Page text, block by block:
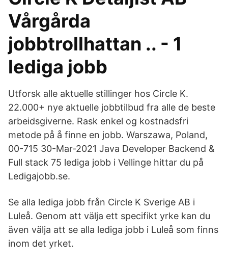
Vårgårda
jobbtrollhattan .. - 1
lediga jobb
Utforsk alle aktuelle stillinger hos Circle K.
22.000+ nye aktuelle jobbtilbud fra alle de beste
arbeidsgiverne. Rask enkel og kostnadsfri
metode på å finne en jobb. Warszawa, Poland,
00-715 30-Mar-2021 Java Developer Backend &
Full stack 75 lediga jobb i Vellinge hittar du på
Ledigajobb.se.
Se alla lediga jobb från Circle K Sverige AB i
Luleå. Genom att välja ett specifikt yrke kan du
även välja att se alla lediga jobb i Luleå som finns
inom det yrket.